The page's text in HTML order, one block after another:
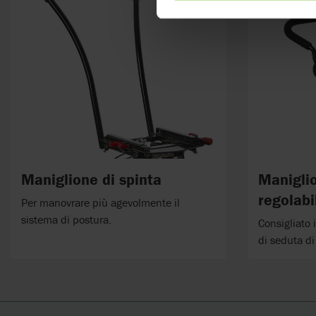
Maniglione di spinta
Per manovrare più agevolmente il
sistema di postura.
Consigliato
di seduta